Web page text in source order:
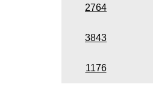
2764
3843
1176